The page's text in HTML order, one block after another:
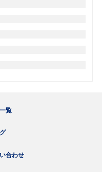
覧
合わせ